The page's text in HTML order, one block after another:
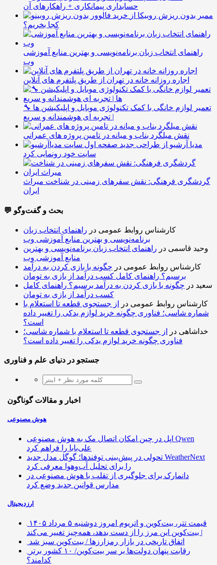
حسابداری پیمانکاری + راهکارهای آن
ممبر بدون ریزش روبیکا از
کجا بخریم؟
راهنمای انتخاب زبان برنامه‌نویسی و بهترین منابع آموزشی
وب
اجاره روزانه خانه در تهران از طریق پلتفرم های آنلاین
🔧 تعمیر لوازم خانگی با کمک تکنولوژی موبایل و اپلیکیشن ها
| تجربه ای هوشمندانه و سریع
نقش میلگرد بناب و میانه در تامین پروژه های عمرانی
مدیا آرشیو از طراحی جدید
سایت خود رونمایی کرد
گردشگری فرهنگی: نقش سفرهای زمینی در شناخت میراث
ایران
💬 بحث و گفت‌وگو
کارشناس روابط عمومی در راهنمای انتخاب زبان
برنامه‌نویسی و بهترین منابع آموزشی وب
وحید قاسمی در راهنمای انتخاب زبان برنامه‌نویسی و بهترین
منابع آموزشی وب
کارشناس روابط عمومی در چگونه با بازی کردن به درآمد
برسیم؟ راهنمای کامل کسب درآمد از بازی به تومان
سعید در چگونه با بازی کردن به درآمد برسیم؟ راهنمای کامل
کسب درآمد از بازی به تومان
کارشناس روابط عمومی در
از جستجوی قطعه تا استعلام با
شماره شاسی؛ فناوری چگونه خرید لوازم یدکی را تغییر داده
است؟
خداشاهی در
از جستجوی قطعه تا استعلام با شماره شاسی؛
فناوری چگونه خرید لوازم یدکی را تغییر داده است؟
جستجو در دنیای علم و فناوری
اخبار و مقالات گوناگون
هوش مصنوعی
اپل در چین امکان اتصال مک به هوش مصنوعی Qwen
علی‌بابا را فراهم کرد
تحولی در پیش‌بینی توفندها؛ گوگل مدل جدید WeatherNext
را برای تحلیل آب‌وهوا معرفی کرد
دانمارک برای جلوگیری از تقلب با هوش مصنوعی در
مدارس قوانین جدید وضع کرد
ارزدیجیتال
قیمت تتر، بیت‌کوین و اتریوم امروز دوشنبه ۵ مرداد ۱۴۰۵
| بیت‌کوین این مرز را از دست بدهد، همه‌چیز تغییر می‌کند
اتفاق تاریخی در بازار رمزارزها / بیت‌کوین سبز شد
رقابت پنهان دولت‌ها بر سر بیت‌کوین/ ۱۰ کشور برتر
کدامند؟